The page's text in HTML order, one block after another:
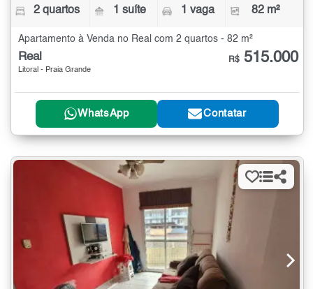
2 quartos 1 suíte 1 vaga 82 m²
Apartamento à Venda no Real com 2 quartos - 82 m²
Real
Litoral - Praia Grande
R$ 515.000
WhatsApp Contatar